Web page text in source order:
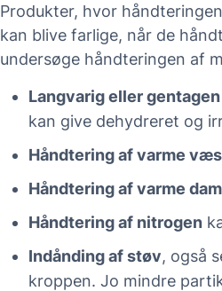
Produkter, hvor
kan blive farlige, når de
undersøge håndteringen af
Langvarig eller
kan give dehydreret og
Håndtering af varme
Håndtering af varme
Håndtering af nitrogen
Indånding af støv, også
kroppen. Jo mindre